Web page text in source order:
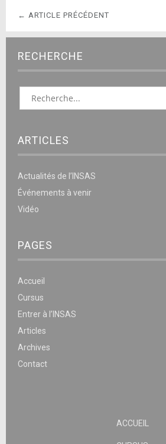
← ARTICLE PRÉCÉDENT
RECHERCHE
ARTICLES
Actualités de l’INSAS
Événements à venir
Vidéo
PAGES
Accueil
Cursus
Entrer à l’INSAS
Articles
Archives
Contact
ACCUEIL